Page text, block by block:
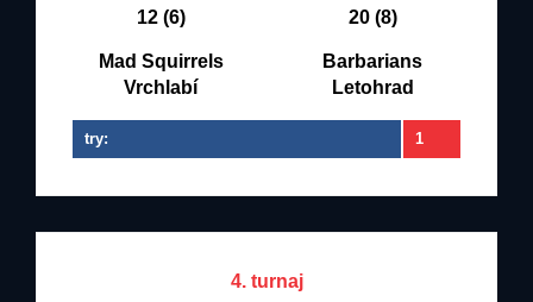
12 (6)
Mad Squirrels
Vrchlabí
20 (8)
Barbarians
Letohrad
try: 1
4. turnaj